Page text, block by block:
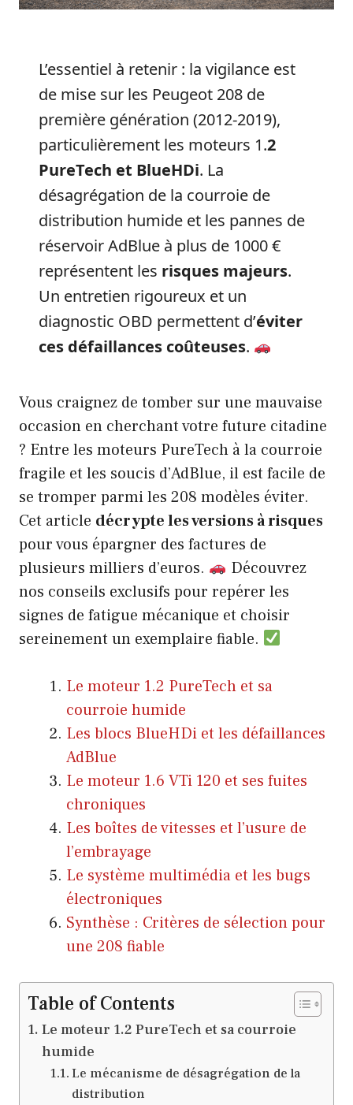
L’essentiel à retenir : la vigilance est
de mise sur les Peugeot 208 de
première génération (2012-2019),
particulièrement les moteurs 1.2
PureTech et BlueHDi. La
désagrégation de la courroie de
distribution humide et les pannes de
réservoir AdBlue à plus de 1000 €
représentent les risques majeurs.
Un entretien rigoureux et un
diagnostic OBD permettent d’éviter
ces défaillances coûteuses.
Vous craignez de tomber sur une mauvaise
occasion en cherchant votre future citadine
? Entre les moteurs PureTech à la courroie
fragile et les soucis d’AdBlue, il est facile de
se tromper parmi les 208 modèles éviter.
Cet article décrypte les versions à risques
pour vous épargner des factures de
plusieurs milliers d’euros.
Découvrez
nos conseils exclusifs pour repérer les
signes de fatigue mécanique et choisir
sereinement un exemplaire fiable.
Le moteur 1.2 PureTech et sa
courroie humide
Les blocs BlueHDi et les défaillances
AdBlue
Le moteur 1.6 VTi 120 et ses fuites
chroniques
Les boîtes de vitesses et l’usure de
l’embrayage
Le système multimédia et les bugs
électroniques
Synthèse : Critères de sélection pour
une 208 fiable
Table of Contents
Le moteur 1.2 PureTech et sa courroie
humide
Le mécanisme de désagrégation de la
distribution